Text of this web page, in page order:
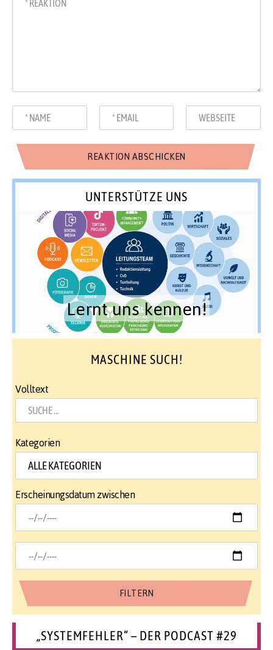
UNTERSTÜTZE UNS
Lernt uns kennen!
MASCHINE SUCH!
Volltext
Kategorien
Erscheinungsdatum zwischen
„SYSTEMFEHLER“ – DER PODCAST #29